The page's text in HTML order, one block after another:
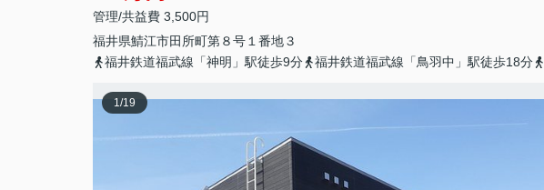
管理/共益費 3,500円
福井県鯖江市田所町第８号１番地３
福井鉄道福武線「神明」駅徒歩9分
福井鉄道福武線「鳥羽中」駅徒歩18分
1/19